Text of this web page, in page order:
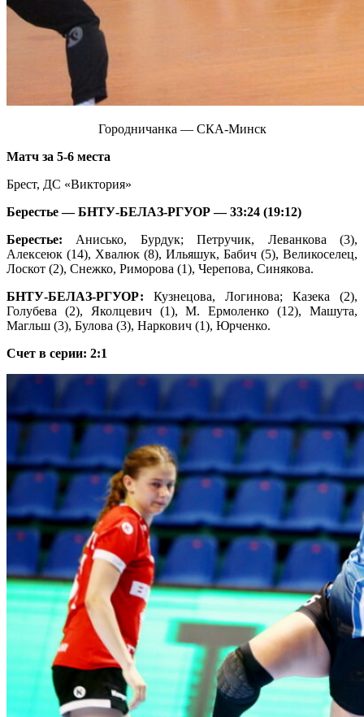
Городничанка — СКА-Минск
Матч за 5-6 места
Брест, ДС «Виктория»
Берестье —БНТУ-БЕЛАЗ-РГУОР — 33:24 (19:12)
Берестье: Анисько, Бурдук; Петручик, Леванкова (3),
Алексеюк (14), Хвалюк (8), Ильяшук, Бабич (5), Великоселец,
Лоскот (2), Снежко, Риморова (1), Черепова, Синякова.
БНТУ-БЕЛАЗ-РГУОР: Кузнецова, Логинова; Казека (2),
Голубева (2), Яколцевич (1), М. Ермоленко (12), Машута,
Магльш (3), Булова (3), Наркович (1), Юрченко.
Счет в серии: 2:1